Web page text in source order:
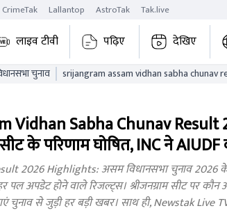
CrimeTak Lallantop AstroTak Tak.live
लाइव टीवी पढ़िए देखिए
चुनाव
Vidhan Sabha Chunav Result
के परिणाम घोषित, INC ने AIUDF
2026 Highlights: असम विधानसभा चुनाव 2026
अपडेट होने वाले रिजल्ट्स। श्रीजनग्राम सीट पर कौन
चुनाव से जुड़ी हर बड़ी खबर। साथ ही, Newstak Live